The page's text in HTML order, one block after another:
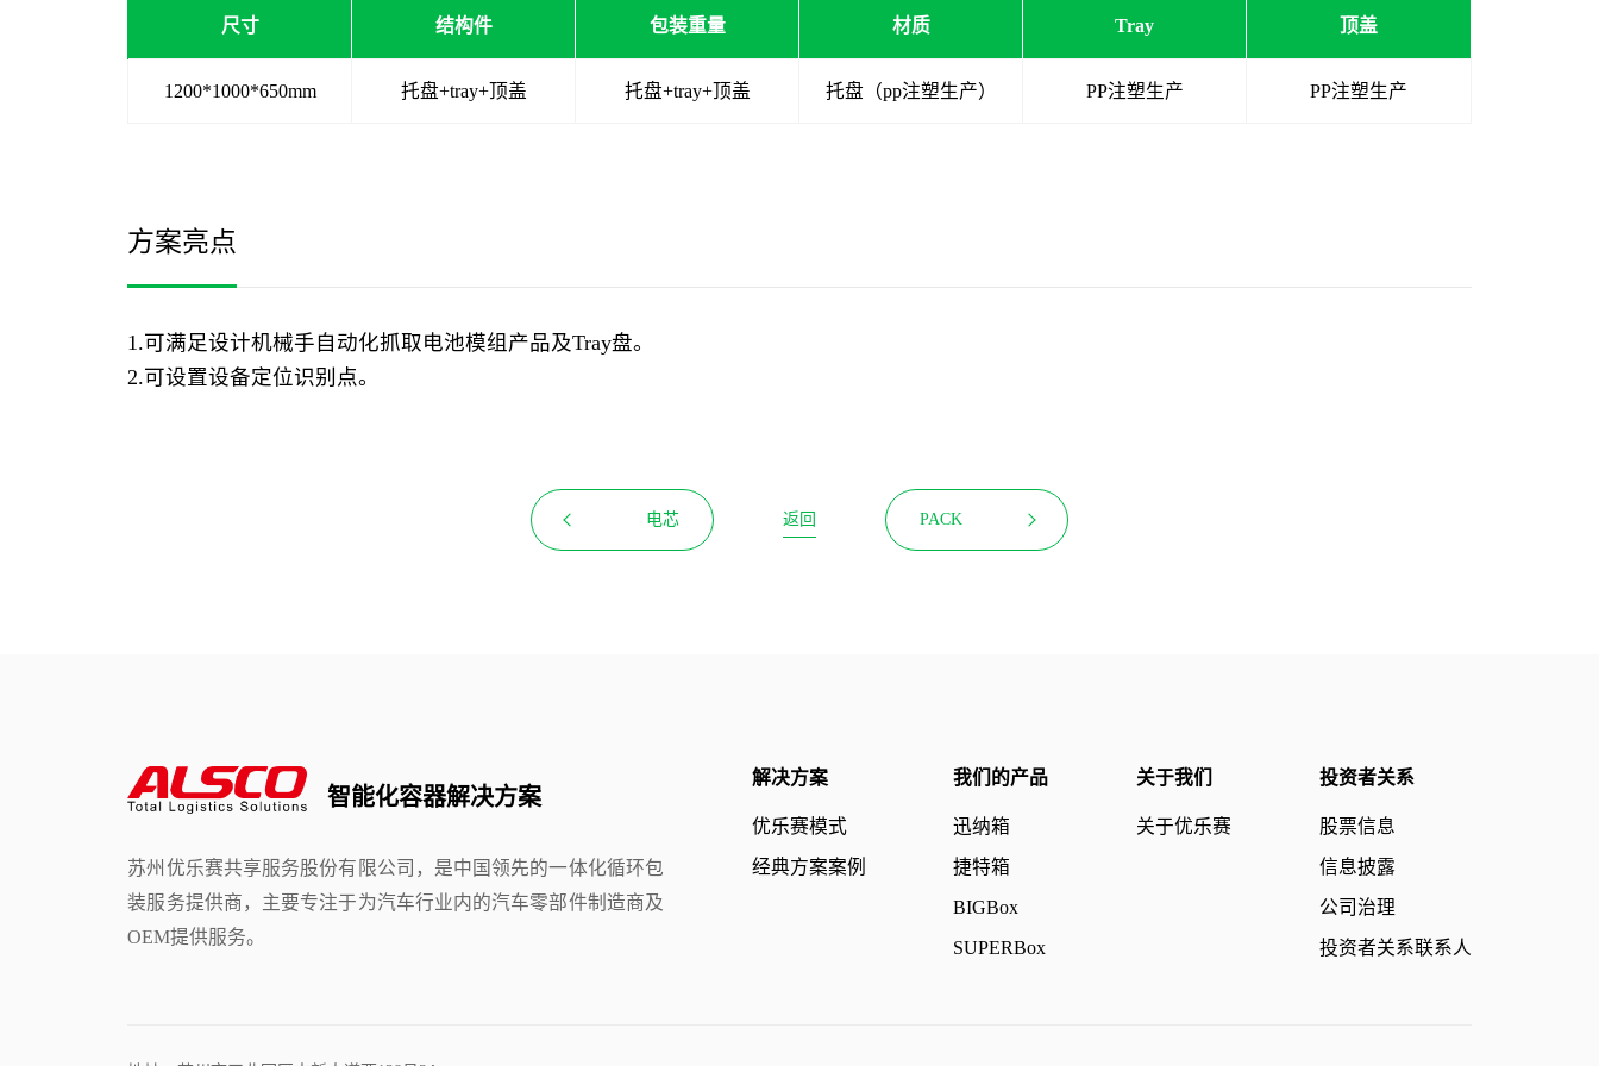
尺寸 结构件 包装重量 材质 Tray 顶盖
1200*1000*650mm 托盘+tray+顶盖 托盘+tray+顶盖 托盘（pp注塑生产） PP注塑生产 PP注塑生产
方案亮点
1.可满足设计机械手自动化抓取电池模组产品及Tray盘。
2.可设置设备定位识别点。
电芯 返回 PACK
智能化容器解决方案
苏州优乐赛共享服务股份有限公司，是中国领先的一体化循环包
装服务提供商，主要专注于为汽车行业内的汽车零部件制造商及
OEM提供服务。
解决方案
优乐赛模式
经典方案案例
我们的产品
迅纳箱
捷特箱
BIGBox
SUPERBox
关于我们
关于优乐赛
投资者关系
股票信息
信息披露
公司治理
投资者关系联系人